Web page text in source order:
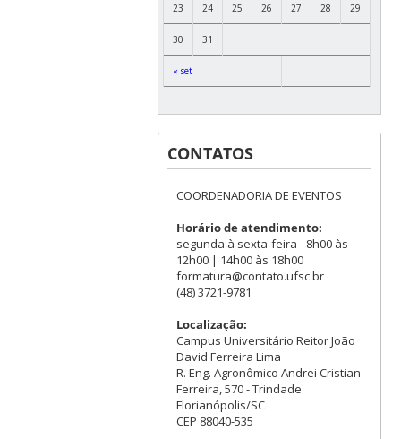
« set
23 24 25 26 27 28 29
30 31
CONTATOS
COORDENADORIA DE EVENTOS
Horário de atendimento:
segunda à sexta-feira - 8h00 às
12h00 | 14h00 às 18h00
formatura@contato.ufsc.br
(48) 3721-9781
Localização:
Campus Universitário Reitor João
David Ferreira Lima
R. Eng. Agronômico Andrei Cristian
Ferreira, 570 - Trindade
Florianópolis/SC
CEP 88040-535